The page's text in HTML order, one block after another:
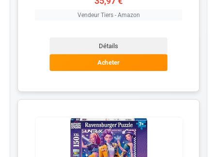
Vendeur Tiers - Amazon
Détails
Acheter